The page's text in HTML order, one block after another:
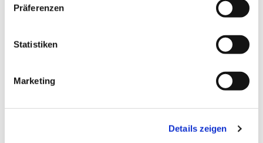
Präferenzen
Statistiken
Marketing
Details zeigen